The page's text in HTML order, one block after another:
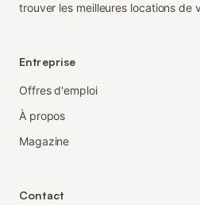
trouver les meilleures locations de
Entreprise
Offres d'emploi
À propos
Magazine
Contact